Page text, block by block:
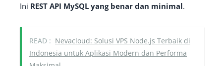
Ini REST API MySQL yang benar dan minimal.
READ : Nevacloud: Solusi VPS Node.js Terbaik di
Indonesia untuk Aplikasi Modern dan Performa